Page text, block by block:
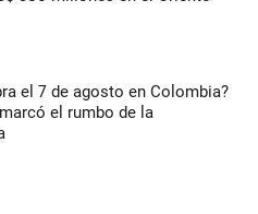
el 7 de agosto en Colombia?
el rumbo de la